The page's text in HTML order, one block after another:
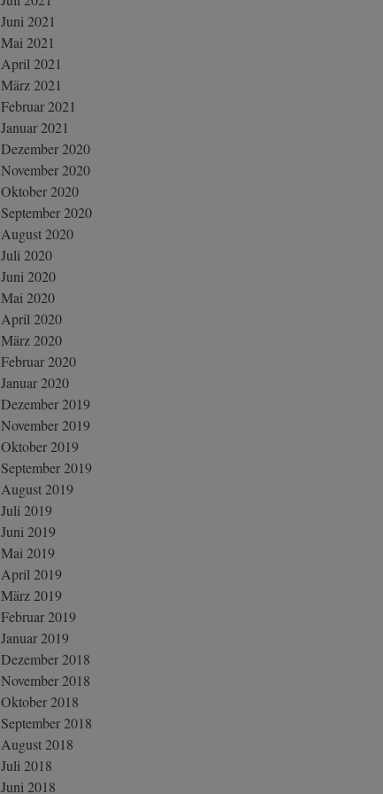
Juni 2021
Mai 2021
April 2021
März 2021
Februar 2021
Januar 2021
Dezember 2020
November 2020
Oktober 2020
September 2020
August 2020
Juli 2020
Juni 2020
Mai 2020
April 2020
März 2020
Februar 2020
Januar 2020
Dezember 2019
November 2019
Oktober 2019
September 2019
August 2019
Juli 2019
Juni 2019
Mai 2019
April 2019
März 2019
Februar 2019
Januar 2019
Dezember 2018
November 2018
Oktober 2018
September 2018
August 2018
Juli 2018
Juni 2018